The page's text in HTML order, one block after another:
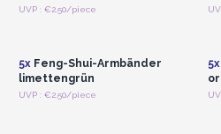
UVP : €2.50/pieceAnmelden oder
5xFeng-Shui-Armbänder
limettengrün
UVP : €2.50/piece
5x
Anmelden oder